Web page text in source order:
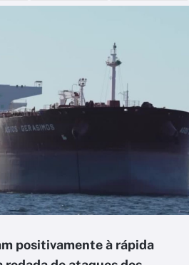
positivamente à rápida